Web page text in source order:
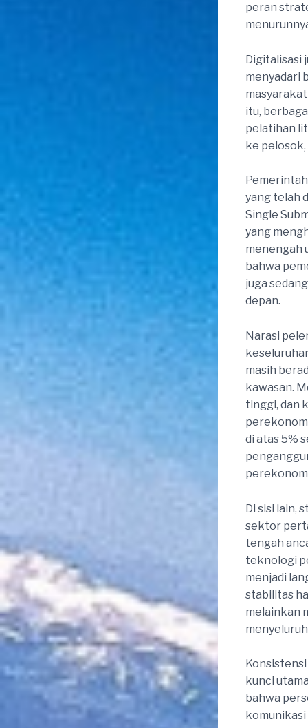
peran
Digitalisasi
menyadari
itu,
pelatihan
ke
yang telah
Single
yang
menengah
bahwa
juga
depan.
Narasi
masih
kawasan.
tinggi, dan
di atas 5%
Di sisi lain,
sektor
tengah
teknologi
menjadi
stabilitas
melainkan
kunci
bahwa